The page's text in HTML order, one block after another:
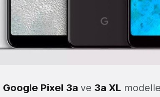
Google Pixel 3a ve 3a XL